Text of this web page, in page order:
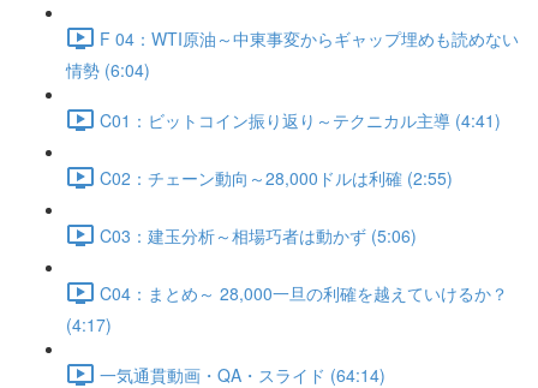
F 04：WTI原油～中東事変からギャップ埋めも読めない
情勢 (6:04)
C01：ビットコイン振り返り～テクニカル主導 (4:41)
C02：チェーン動向～28,000ドルは利確 (2:55)
C03：建玉分析～相場巧者は動かず (5:06)
C04：まとめ～ 28,000一旦の利確を越えていけるか？
(4:17)
一気通貫動画・QA・スライド (64:14)